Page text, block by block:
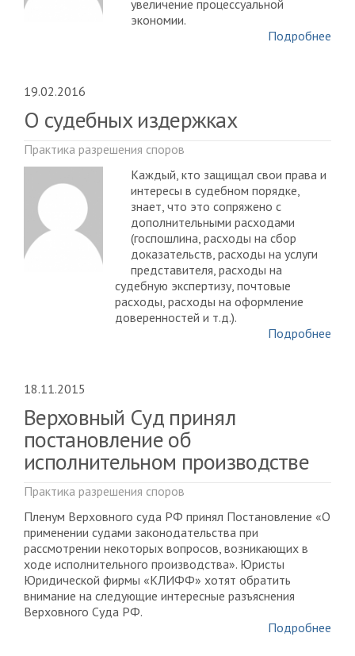
увеличение процессуальной
экономии.
Подробнее
19.02.2016
О судебных издержках
Практика разрешения споров
Каждый, кто защищал свои права и
интересы в судебном порядке,
знает, что это сопряжено с
дополнительными расходами
(госпошлина, расходы на сбор
доказательств, расходы на услуги
представителя, расходы на
судебную экспертизу, почтовые
расходы, расходы на оформление
доверенностей и т.д.).
Подробнее
18.11.2015
Верховный Суд принял
постановление об
исполнительном производстве
Практика разрешения споров
Пленум Верховного суда РФ принял Постановление «О
применении судами законодательства при
рассмотрении некоторых вопросов, возникающих в
ходе исполнительного производства». Юристы
Юридической фирмы «КЛИФФ» хотят обратить
внимание на следующие интересные разъяснения
Верховного Суда РФ.
Подробнее